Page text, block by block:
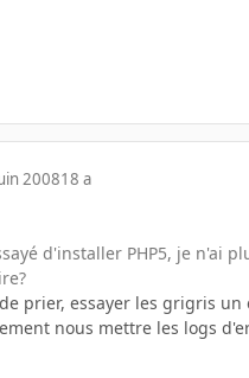
200818 a
d'installer PHP5, je n'ai
prier, essayer les grigris
nous mettre les logs